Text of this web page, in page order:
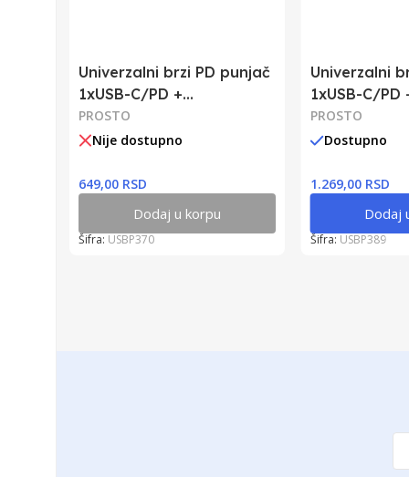
Univerzalni brzi PD punjač
1xUSB-C/PD +
1xUSBA/QC3
PROSTO
Nije dostupno
649,00 RSD
Dodaj u korpu
Šifra: USBP370
Univerzalni
1xUSB-C/PD
1xUSBA/QC3
PROSTO
Dostupno
1.269,00 RSD
Dodaj
Šifra: USBP389